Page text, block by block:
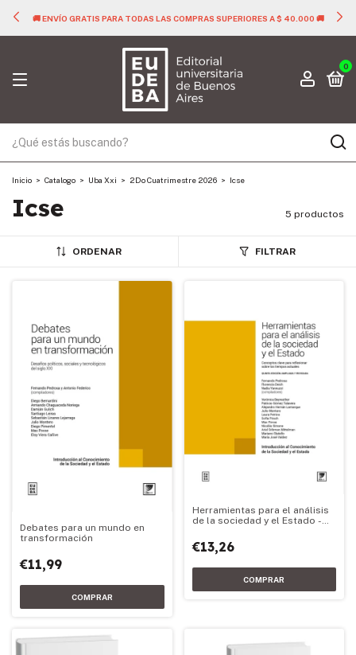
🚚 ENVÍO GRATIS PARA TODAS LAS COMPRAS SUPERIORES A $ 40.000 🚚
0
Inicio > Catalogo > Uba Xxi > 2Do Cuatrimestre 2026 > Icse
Icse 5 productos
ORDENAR FILTRAR
Debates para un mundo en
transformación
€11,99
Herramientas para el análisis
de la sociedad y el Estado -
€13,26